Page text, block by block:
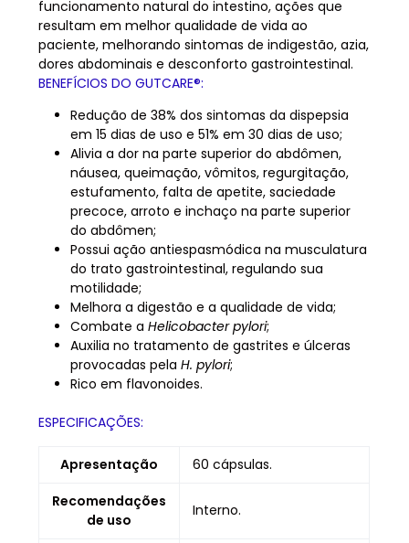
funcionamento natural do intestino, ações que
resultam em melhor qualidade de vida ao
paciente, melhorando sintomas de indigestão, azia,
dores abdominais e desconforto gastrointestinal.
BENEFÍCIOS DO GUTCARE®:
Redução de 38% dos sintomas da dispepsia
em 15 dias de uso e 51% em 30 dias de uso;
Alivia a dor na parte superior do abdômen,
náusea, queimação, vômitos, regurgitação,
estufamento, falta de apetite, saciedade
precoce, arroto e inchaço na parte superior
do abdômen;
Possui ação antiespasmódica na musculatura
do trato gastrointestinal, regulando sua
motilidade;
Melhora a digestão e a qualidade de vida;
Combate aHelicobacter pylori;
Auxilia no tratamento de gastrites e úlceras
provocadas pelaH. pylori;
Rico em flavonoides.
ESPECIFICAÇÕES:
Apresentação
60 cápsulas.
Recomendações
de uso
Interno.